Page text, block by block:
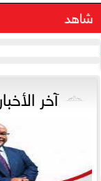
شاهد
آخر الأخبار